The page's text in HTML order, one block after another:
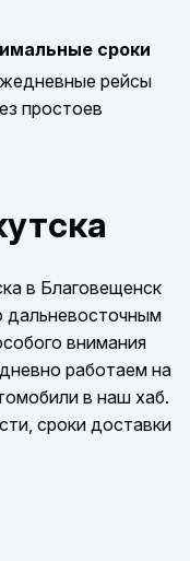
сроки
рейсы
простоев
в Благовещенск
дальневосточным
внимания
работаем на
в наш хаб.
сроки доставки